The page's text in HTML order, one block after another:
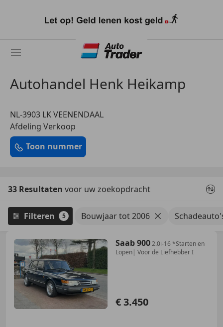
naar
Autohandel Henk Heikamp
NL-3903 LK VEENENDAAL
Afdeling Verkoop
Toon nummer
33 Resultaten voor uw zoekopdracht
Filteren 5 Bouwjaar tot 2006
Saab 9002.0i-16 *Starten en
Lopen| Voor de Liefhebber I
€ 3.450